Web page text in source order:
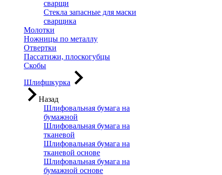
сварщи
Стекла запасные для маски
сварщика
Молотки
Ножницы по металлу
Отвертки
Пассатижи, плоскогубцы
Скобы
Шлифшкурка
Назад
Шлифовальная бумага на
бумажной
Шлифовальная бумага на
тканевой
Шлифовальная бумага на
тканевой основе
Шлифовальная бумага на
бумажной основе